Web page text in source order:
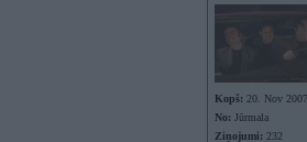
Kopš: 20. Nov 2007
No: Jūrmala
Ziņojumi: 232